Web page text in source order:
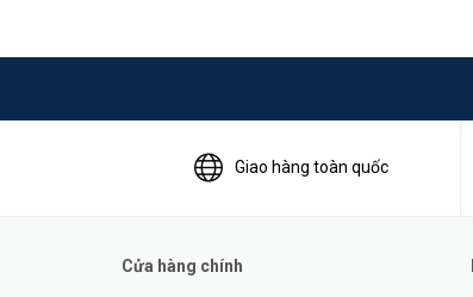
Giao hàng toàn quốc
Cửa hàng chính